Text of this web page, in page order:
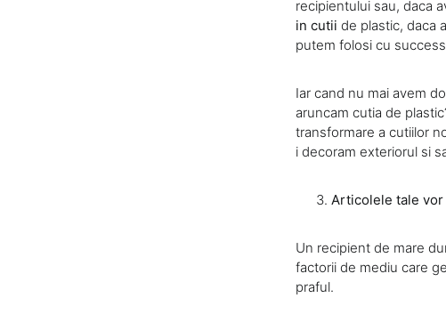
recipientului sau, daca
in cutii de plastic, daca
putem folosi cu
Iar cand nu mai avem
aruncam cutia de
transformare a cutiilor
i decoram exteriorul si
Articolele tale
Un recipient de mare
factorii de mediu care
praful.